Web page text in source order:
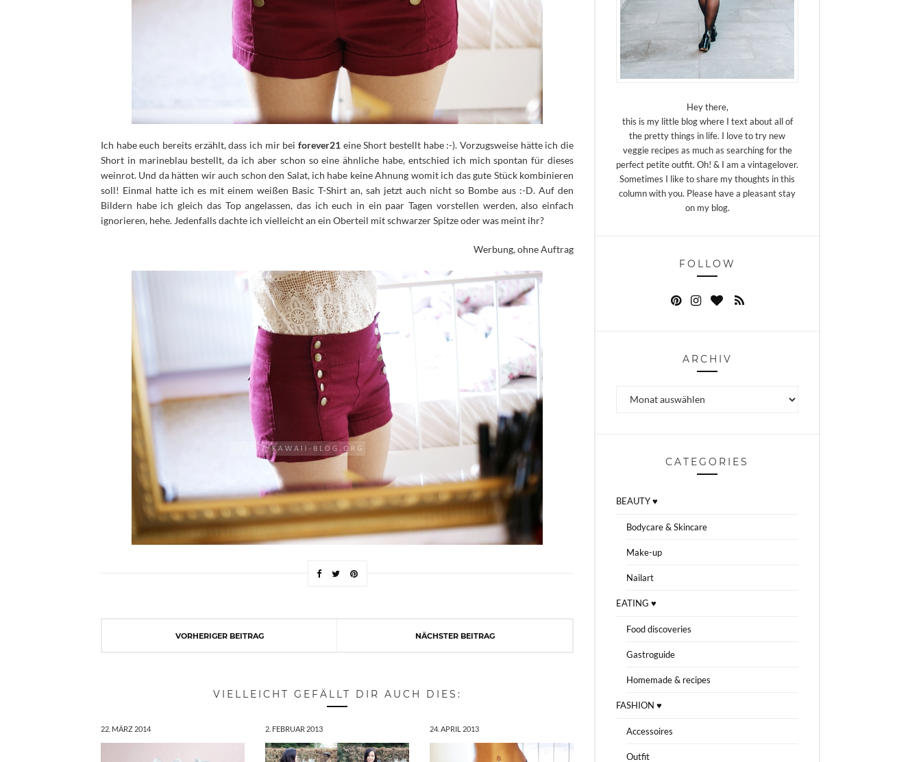
Ich habe euch bereits erzählt, dass ich mir bei forever21 eine Short bestellt habe :-). Vorzugsweise hätte ich die
Short in marineblau bestellt, da ich aber schon so eine ähnliche habe, entschied ich mich spontan für dieses
weinrot. Und da hätten wir auch schon den Salat, ich habe keine Ahnung womit ich das gute Stück kombinieren
soll! Einmal hatte ich es mit einem weißen Basic T-Shirt an, sah jetzt auch nicht so Bombe aus :-D. Auf den
Bildern habe ich gleich das Top angelassen, das ich euch in ein paar Tagen vorstellen werden, also einfach
ignorieren, hehe. Jedenfalls dachte ich vielleicht an ein Oberteil mit schwarzer Spitze oder was meint ihr?
Werbung, ohne Auftrag
VORHERIGER BEITRAG NÄCHSTER BEITRAG
VIELLEICHT GEFÄLLT DIR AUCH DIES:
22. MÄRZ 2014 2. FEBRUAR 2013 24. APRIL 2013
Hey there,
this is my little blog where I text about all of
the pretty things in life. I love to try new
veggie recipes as much as searching for the
perfect petite outfit. Oh! & I am a vintagelover.
Sometimes I like to share my thoughts in this
column with you. Please have a pleasant stay
on my blog.
FOLLOW
ARCHIV
CATEGORIES
BEAUTY ♥
Bodycare & Skincare
Make-up
Nailart
EATING ♥
Food discoveries
Gastroguide
Homemade & recipes
FASHION ♥
Accessoires
Outfit